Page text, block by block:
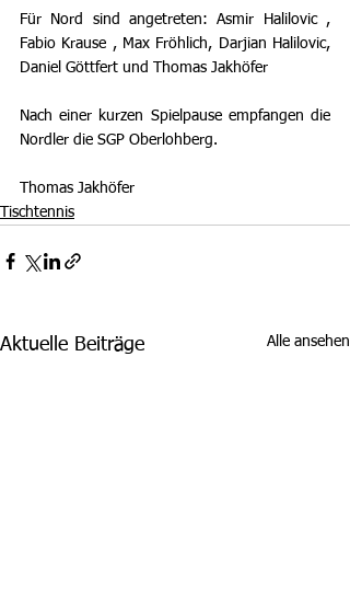
Für Nord sind angetreten: Asmir Halilovic ,
Fabio Krause , Max Fröhlich, Darjian Halilovic,
Daniel Göttfert und Thomas Jakhöfer
Nach einer kurzen Spielpause empfangen die
Nordler die SGP Oberlohberg.
Thomas Jakhöfer
Tischtennis
Aktuelle Beiträge Alle ansehen